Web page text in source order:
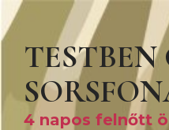
4 napos felnőtt